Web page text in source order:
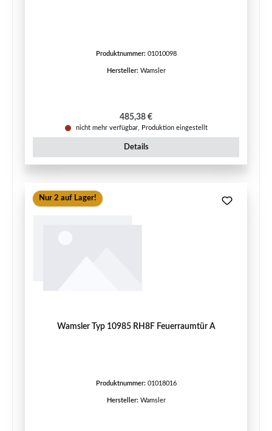
Produktnummer: 01010098
Hersteller: Wamsler
Regulärer Preis:
485,38 €
nicht mehr verfügbar, Produktion eingestellt
Details
Nur 2 auf Lager!
Wamsler Typ 10985 RH8F Feuerraumtür A
Produktnummer: 01018016
Hersteller: Wamsler